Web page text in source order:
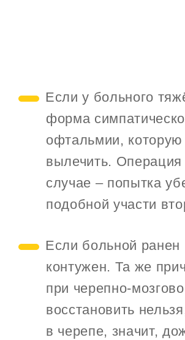
Если у больного
форма
офтальмии,
вылечить.
случае – попытка
подобной участи
Если больной ранен
контужен. Та же
при черепно-
восстановить
в черепе, значит,